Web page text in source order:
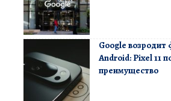
Google
Android: Pixel 11
преимущество